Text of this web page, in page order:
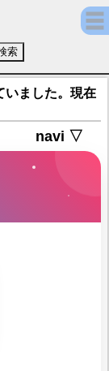
さすセカイ
いました。現在
navi ▽